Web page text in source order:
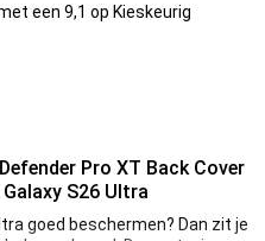
een 9,1 op Kieskeurig
Pro XT Back Cover
S26 Ultra
goed beschermen? Dan zit je